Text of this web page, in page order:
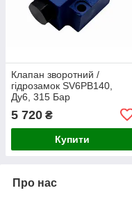
Клапан зворотний /
гідрозамок SV6PB140,
Ду6, 315 Бар
5 720 ₴
Купити
Про нас